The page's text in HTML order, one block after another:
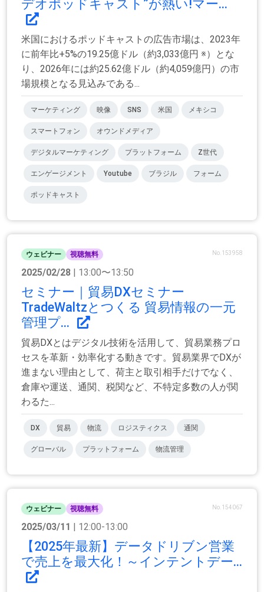
デオポッドキャスト”が熱い!マー...
米国におけるポッドキャストの広告市場は、2023年
に前年比+5%の19.25億ドル（約3,033億円 ※）とな
り、2026年には約25.62億ドル（約4,059億円）の市
場規模となる見込みである...
マーケティング 映像 SNS 米国 メキシコ
スマートフォン オウンドメディア
デジタルマーケティング プラットフォーム Z世代
エンゲージメント Youtube ブラジル フォーム
ポッドキャスト
ウェビナー 視聴無料 No.153958
2025/02/28 | 13:00〜13:50
セミナー｜貿易DXセミナー
TradeWaltzとつくる 貿易情報の一元
管理プ...
貿易DXとはデジタル技術を活用して、貿易業務プロ
セスを革新・効率化する動きです。貿易業界でDXが
進まない理由として、荷主と取引相手だけでなく、
倉庫や運送、通関、税関など、不特定多数の人が関
わるた...
DX 貿易 物流 ロジスティクス 通関
グローバル プラットフォーム 物流管理
ウェビナー 視聴無料 No.154067
2025/03/11 | 12:00-13:00
【2025年最新】データドリブン営業
で売上を最大化！～インテントデー...